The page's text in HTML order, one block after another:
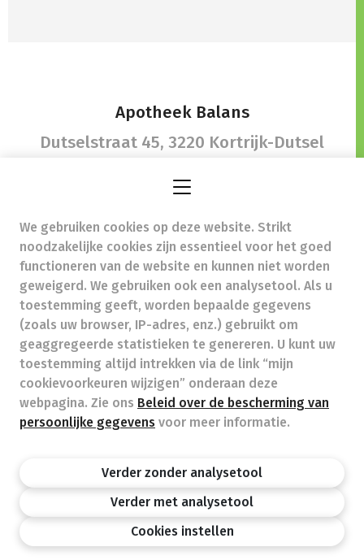
Apotheek Balans
Dutselstraat 45, 3220 Kortrijk-Dutsel
bestelling@apotheekbalans.be -
Ondernemingsnummer (BTW nr.) (BE)0475412737
Beroepstitel: Apotheker werkzaam in België
Beroepsvereniging: Algemene Pharmaceutische
Bond autorisatienummer FAGG 245701
Valt onder toezicht van de Orde der Apothekers,
02/537.42.67, Henri Jasparlaan 94 1060 Brussel
Deontologie:
Code van de farmaceutische plichtenleer
Tarieven terugbetaalde zorg
Privacy policy
Wettelijke vermeldingen
Disclaimer
©APB
design by
We gebruiken cookies op deze website. Strikt
noodzakelijke cookies zijn essentieel voor het goed
functioneren van de website en kunnen niet worden
geweigerd. We gebruiken ook een analysetool. Als u
toestemming geeft, worden bepaalde gegevens
(zoals uw browser, IP-adres, enz.) gebruikt om
geaggregeerde statistieken te genereren. U kunt uw
toestemming altijd intrekken via de link “mijn
cookievoorkeuren wijzigen” onderaan deze
webpagina. Zie ons Beleid over de bescherming van
persoonlijke gegevens voor meer informatie.
Verder zonder analysetool
Verder met analysetool
Cookies instellen